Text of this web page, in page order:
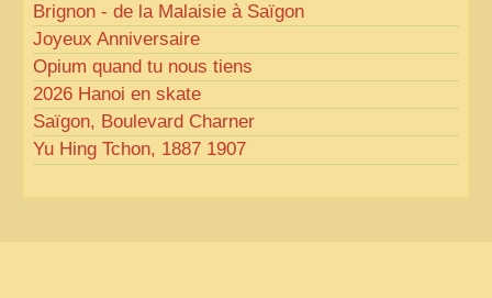
Brignon - de la Malaisie à Saïgon
Joyeux Anniversaire
Opium quand tu nous tiens
2026 Hanoi en skate
Saïgon, Boulevard Charner
Yu Hing Tchon, 1887 1907